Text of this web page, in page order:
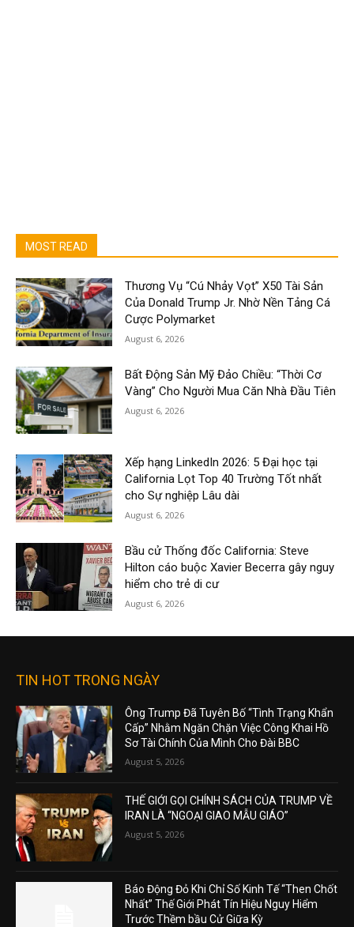
MOST READ
Thương Vụ “Cú Nhảy Vọt” X50 Tài Sản
Của Donald Trump Jr. Nhờ Nền Tảng Cá
Cược Polymarket
August 6, 2026
Bất Động Sản Mỹ Đảo Chiều: “Thời Cơ
Vàng” Cho Người Mua Căn Nhà Đầu Tiên
August 6, 2026
Xếp hạng LinkedIn 2026: 5 Đại học tại
California Lọt Top 40 Trường Tốt nhất
cho Sự nghiệp Lâu dài
August 6, 2026
Bầu cử Thống đốc California: Steve
Hilton cáo buộc Xavier Becerra gây nguy
hiểm cho trẻ di cư
August 6, 2026
TIN HOT TRONG NGÀY
Ông Trump Đã Tuyên Bố “Tình Trạng Khẩn
Cấp” Nhằm Ngăn Chặn Việc Công Khai Hồ
Sơ Tài Chính Của Mình Cho Đài BBC
August 5, 2026
THẾ GIỚI GỌI CHÍNH SÁCH CỦA TRUMP VỀ
IRAN LÀ “NGOẠI GIAO MẪU GIÁO”
August 5, 2026
Báo Động Đỏ Khi Chỉ Số Kinh Tế “Then Chốt
Nhất” Thế Giới Phát Tín Hiệu Nguy Hiểm
Trước Thềm bầu Cử Giữa Kỳ